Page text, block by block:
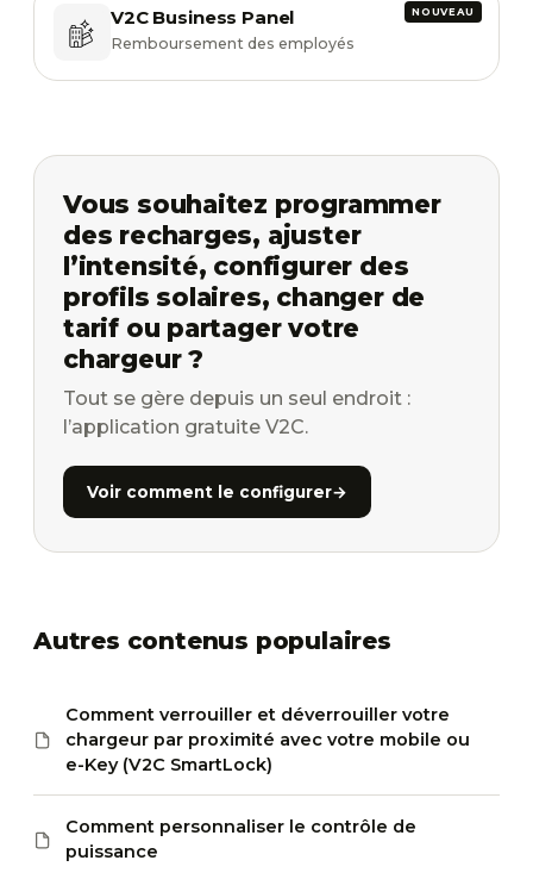
V2C Business Panel
Remboursement des employés
Vous souhaitez programmer
des recharges, ajuster
l’intensité, configurer des
profils solaires, changer de
tarif ou partager votre
chargeur ?
Tout se gère depuis un seul endroit :
l’application gratuite V2C.
Voir comment le configurer→
Autres contenus populaires
Comment verrouiller et déverrouiller votre
chargeur par proximité avec votre mobile ou
e-Key (V2C SmartLock)
Comment personnaliser le contrôle de
puissance